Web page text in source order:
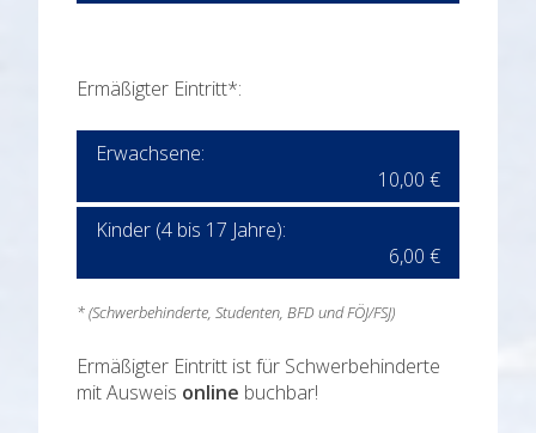
Ermäßigter Eintritt*:
Erwachsene:
10,00 €
Kinder (4 bis 17 Jahre):
6,00 €
* (Schwerbehinderte, Studenten, BFD und FÖJ/FSJ)
Ermäßigter Eintritt ist für Schwerbehinderte
mit Ausweis online buchbar!